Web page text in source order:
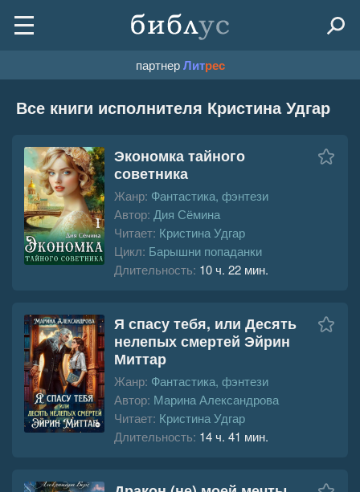
партнерЛитрес
Все книги исполнителя Кристина Удгар
Экономка тайного
советника
Жанр: Фантастика, фэнтези
Автор: Дия Сёмина
Читает: Кристина Удгар
Цикл: Барышни попаданки
Длительность: 10 ч. 22 мин.
Я спасу тебя, или Десять
нелепых смертей Эйрин
Миттар
Жанр: Фантастика, фэнтези
Автор: Марина Александрова
Читает: Кристина Удгар
Длительность: 14 ч. 41 мин.